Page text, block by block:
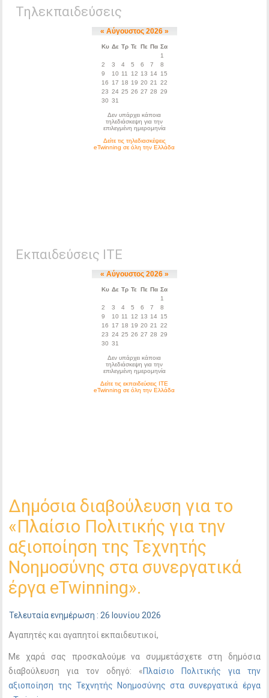
Τηλεκπαιδεύσεις
Εκπαιδεύσεις ΙΤΕ
Δημόσια διαβούλευση για το
«Πλαίσιο Πολιτικής για την
αξιοποίηση της Τεχνητής
Νοημοσύνης στα συνεργατικά
έργα eTwinning».
Τελευταία ενημέρωση : 26 Ιουνίου 2026
Αγαπητές και αγαπητοί εκπαιδευτικοί,
Με χαρά σας προσκαλούμε να συμμετάσχετε στη δημόσια
διαβούλευση για τον οδηγό: «Πλαίσιο Πολιτικής για την
αξιοποίηση της Τεχνητής Νοημοσύνης στα συνεργατικά έργα